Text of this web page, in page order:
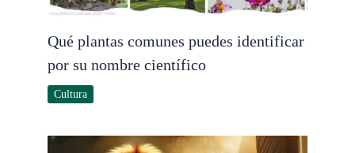
Qué plantas comunes puedes identificar
por su nombre científico
Cultura